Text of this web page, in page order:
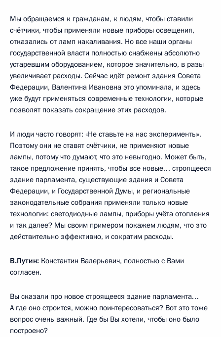
Мы обращаемся к гражданам, к людям, чтобы ставили
счётчики, чтобы применяли новые приборы освещения,
отказались от ламп накаливания. Но все наши органы
государственной власти полностью снабжены абсолютно
устаревшим оборудованием, которое значительно, в разы
увеличивает расходы. Сейчас идёт ремонт здания Совета
Федерации, Валентина Ивановна это упоминала, и здесь
уже будут применяться современные технологии, которые
позволят показать сокращение этих расходов.
И люди часто говорят: «Не ставьте на нас эксперименты».
Поэтому они не ставят счётчики, не применяют новые
лампы, потому что думают, что это невыгодно. Может быть,
такое предложение принять, чтобы все новые… строящееся
здание парламента, существующие здания и Совета
Федерации, и Государственной Думы, и региональные
законодательные собрания применяли только новые
технологии: светодиодные лампы, приборы учёта отопления
и так далее? Мы своим примером покажем людям, что это
действительно эффективно, и сократим расходы.
В.Путин: Константин Валерьевич, полностью с Вами
согласен.
Вы сказали про новое строящееся здание парламента…
А где оно строится, можно поинтересоваться? Вот это тоже
вопрос очень важный. Где бы Вы хотели, чтобы оно было
построено?